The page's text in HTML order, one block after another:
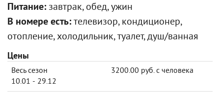
Питание: завтрак, обед, ужин
В номере есть: телевизор, кондиционер,
отопление, холодильник, туалет, душ/ванная
Цены
Весь сезон
10.01 - 29.12
3200.00 руб. с человека